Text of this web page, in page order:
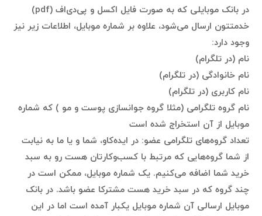
در بانک موبایلی که به صورت فایل اکسل و پی‌دی‌اف (pdf)
خدمتتون ارسال می‌شود، علاوه بر شماره موبایل، اطلاعات زیر نیز
وجود دارد:
نام (در تلگرام)
نام خانوادگی (در تلگرام)
نام کاربری (در تلگرام)
نام گروه تلگرامی (مثلا گروه جوانسازی پوست و مو ) که شماره
موبایل از آن استخراج شده است
تعداد گروه‌های تلگرامی عضو: در ایده‌کاو، شما و یا ما به نیابت
از شما گروه‌هایی که مرتبط با کسب‌وکارتان هست رو به سبد
خرید شما اضافه می‌کنیم. یک شماره موبایل، ممکن است در
چند گروه که در سبد خرید هست مشترکا عضو باشد. در بانک
موبایل ارسالی آن شماره موبایل یکبار آمده است اما در این